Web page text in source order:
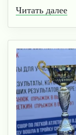
Читать далее